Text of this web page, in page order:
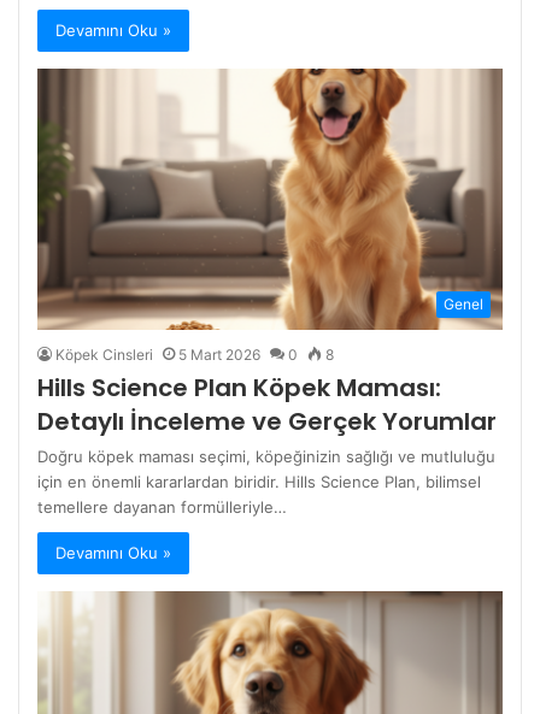
Devamını Oku »
Genel
Köpek Cinsleri 5 Mart 2026 0 8
Hills Science Plan Köpek Maması:
Detaylı İnceleme ve Gerçek Yorumlar
Doğru köpek maması seçimi, köpeğinizin sağlığı ve mutluluğu
için en önemli kararlardan biridir. Hills Science Plan, bilimsel
temellere dayanan formülleriyle…
Devamını Oku »